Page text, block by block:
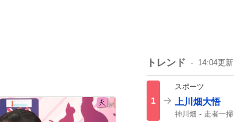
トレンド 14:04更新
1
スポーツ
上川畑大悟
神川畑 走者一掃